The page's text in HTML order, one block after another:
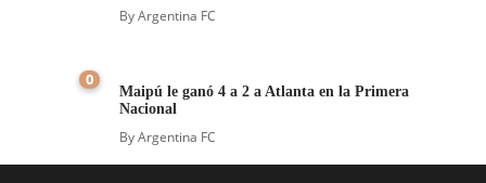
ByArgentina FC
0
Maipú le ganó 4 a 2 a Atlanta en la Primera
Nacional
ByArgentina FC